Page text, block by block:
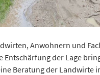
Anwohnern und
der Lage
Beratung der